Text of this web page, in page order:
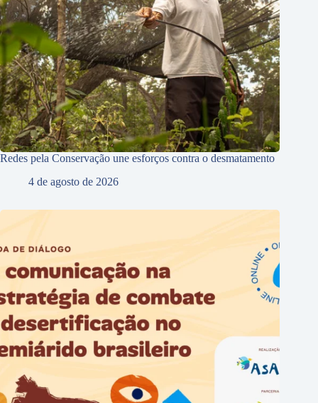
Redes pela Conservação une esforços contra o desmatamento
4 de agosto de 2026